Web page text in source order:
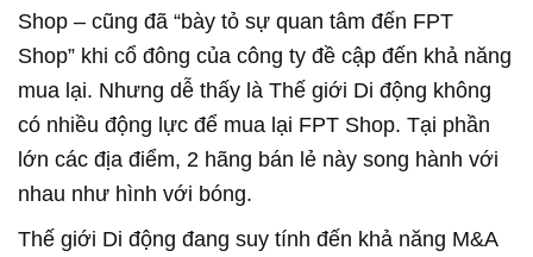
Shop – cũng đã “bày tỏ sự quan tâm đến FPT
Shop” khi cổ đông của công ty đề cập đến khả năng
mua lại. Nhưng dễ thấy là Thế giới Di động không
có nhiều động lực để mua lại FPT Shop. Tại phần
lớn các địa điểm, 2 hãng bán lẻ này song hành với
nhau như hình với bóng.
Thế giới Di động đang suy tính đến khả năng M&A